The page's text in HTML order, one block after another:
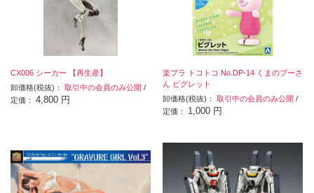
CX006 シーカー 【再生産】
卸価格(税抜)： 取引中の会員のみ公開 /
定価： 4,800 円
楽プラ トコトコ No.DP-14 くまのプーさ
ん ピグレット
卸価格(税抜)：取引中の会員のみ公開 /
定価： 1,000 円